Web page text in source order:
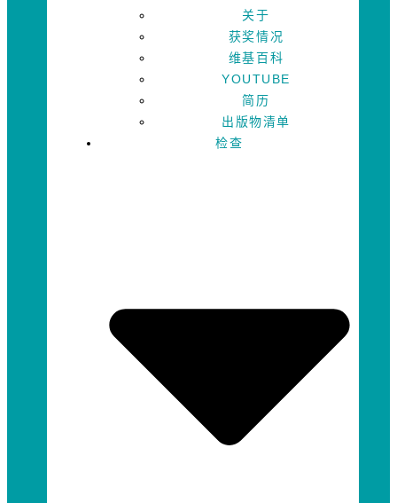
关于
获奖情况
维基百科
YOUTUBE
简历
出版物清单
检查